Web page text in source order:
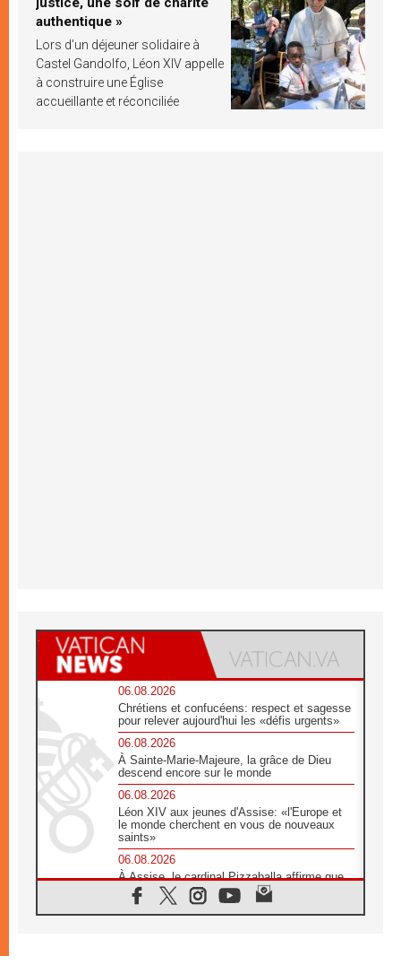
authentique »
Lors d’un déjeuner solidaire à
Castel Gandolfo, Léon XIV appelle
à construire une Église
accueillante et réconciliée
06.08.2026
Chrétiens et confucéens: respect et sagesse
pour relever aujourd'hui les «défis urgents»
06.08.2026
À Sainte-Marie-Majeure, la grâce de Dieu
descend encore sur le monde
06.08.2026
Léon XIV aux jeunes d'Assise: «l'Europe et
le monde cherchent en vous de nouveaux
saints»
06.08.2026
À Assise, le cardinal Pizzaballa affirme que
«les chrétiens veulent la paix»
06.08.2026